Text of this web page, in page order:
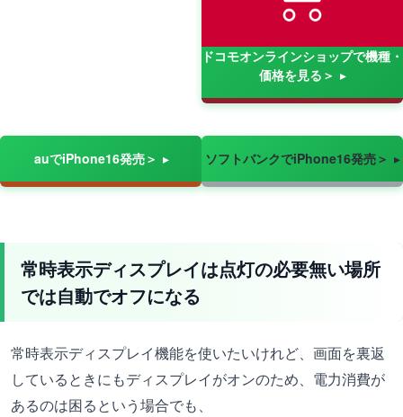
ドコモオンラインショップで機種・
価格を見る＞
auでiPhone16発売＞ ソフトバンクでiPhone16発売＞
常時表示ディスプレイは点灯の必要無い場所
では自動でオフになる
常時表示ディスプレイ機能を使いたいけれど、画面を裏返
しているときにもディスプレイがオンのため、電力消費が
あるのは困るという場合でも、